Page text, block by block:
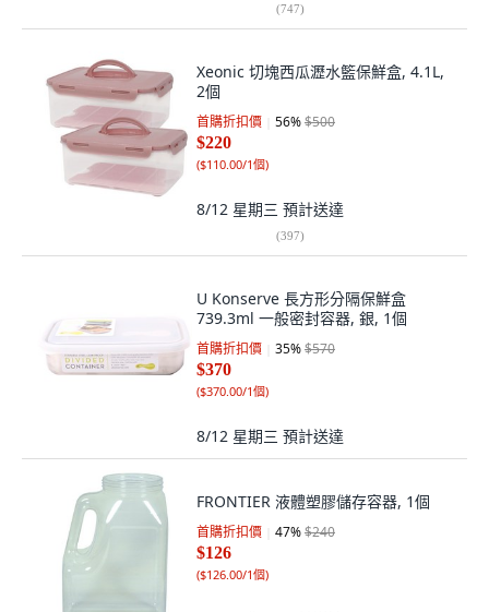
(747)
Xeonic 切塊西瓜瀝水籃保鮮盒, 4.1L,
2個
首購折扣價 56%$500
$220
($110.00/1個)
8/12 星期三 預計送達
(397)
U Konserve 長方形分隔保鮮盒
739.3ml 一般密封容器, 銀, 1個
首購折扣價 35%$570
$370
($370.00/1個)
8/12 星期三 預計送達
FRONTIER 液體塑膠儲存容器, 1個
首購折扣價 47%$240
$126
($126.00/1個)